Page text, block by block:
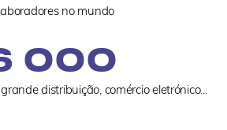
no mundo
distribuição, comércio eletrónico...
000